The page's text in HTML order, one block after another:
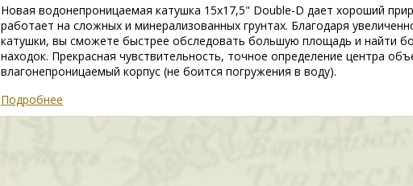
Новая водонепроницаемая катушка 15x17,5" Double-D дает хороший
работает на сложных и минерализованных грунтах. Благодаря
катушки, вы сможете быстрее обследовать большую площадь и найти
находок. Прекрасная чувствительность, точное определение центра
влагонепроницаемый корпус (не боится погружения в воду).
Подробнее